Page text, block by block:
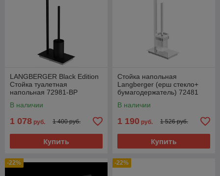
LANGBERGER Black Edition
Стойка туалетная
напольная 72981-BP
В наличии
1 078 руб. 1 400 руб.
Купить
Стойка напольная
Langberger (ерш стекло+
бумагодержатель) 72481
В наличии
1 190 руб. 1 526 руб.
Купить
-22% -22%